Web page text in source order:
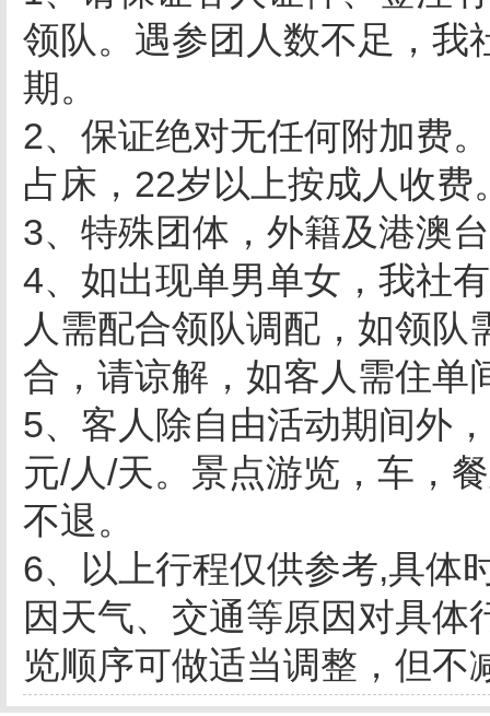
领队。遇参团人数不足，我
期。
2、保证绝对无任何附加费
占床，22岁以上按成人收费
3、特殊团体，外籍及港澳
4、如出现单男单女，我社
人需配合领队调配，如领
合，请谅解，如客人需住单
5、客人除自由活动期间外
元/人/天。景点游览，车，
不退。
6、以上行程仅供参考,具体
因天气、交通等原因对具
览顺序可做适当调整，但不